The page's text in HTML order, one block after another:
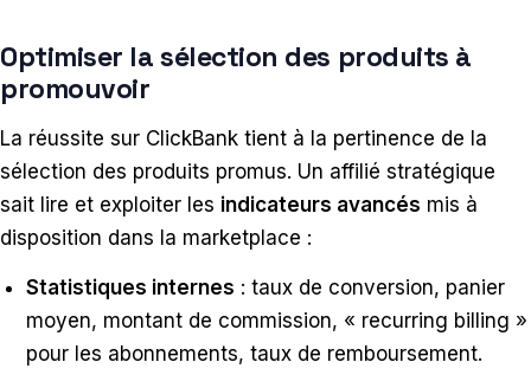
Optimiser la sélection des produits à
promouvoir
La réussite sur ClickBank tient à la pertinence de la
sélection des produits promus. Un affilié stratégique
sait lire et exploiter les indicateurs avancés mis à
disposition dans la marketplace :
Statistiques internes : taux de conversion, panier
moyen, montant de commission, « recurring billing »
pour les abonnements, taux de remboursement.